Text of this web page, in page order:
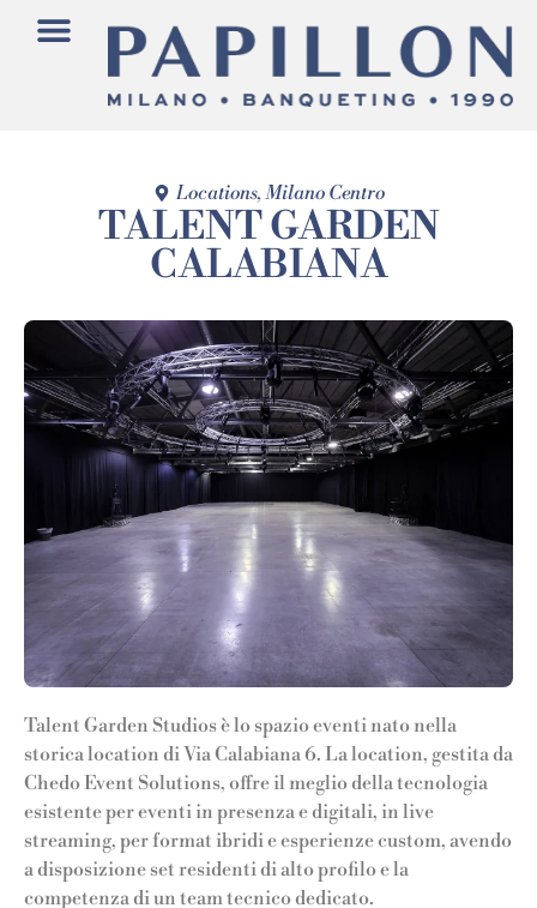
Locations,Milano Centro
TALENT GARDEN
CALABIANA
Talent Garden Studios è lo spazio eventi nato nella
storica location di Via Calabiana 6. La location, gestita da
Chedo Event Solutions, offre il meglio della tecnologia
esistente per eventi in presenza e digitali, in live
streaming, per format ibridi e esperienze custom, avendo
a disposizione set residenti di alto profilo e la
competenza di un team tecnico dedicato.